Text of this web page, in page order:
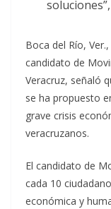
Boca del Río,
candidato de
Veracruz, señaló
se ha propuesto
grave crisis
veracruzanos.
El candidato de
cada 10
económica y